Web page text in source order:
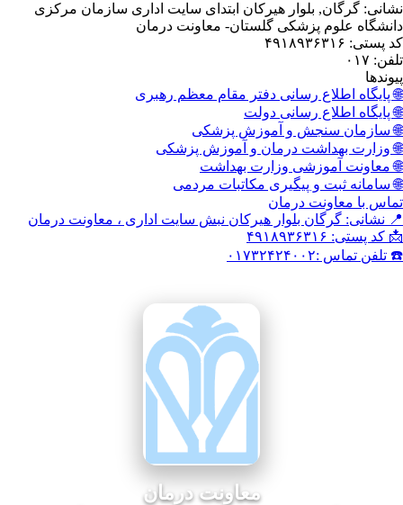
بلوار هیرکان ابتدای سایت اداری سازمان مرکزی
پزشکی گلستان- معاونت درمان
رسانی دفتر مقام معظم رهبری
رسانی دولت
و آموزش پزشکی
درمان و آموزش پزشکی
وزارت بهداشت
و پیگیری مکاتبات مردمی
درمان
بلوار هیرکان نبش سایت اداری ، معاونت درمان
معاونت درمان